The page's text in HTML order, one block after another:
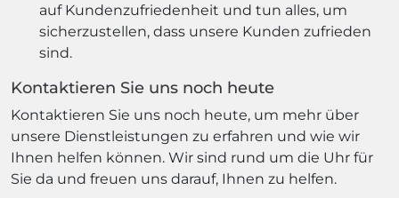
auf Kundenzufriedenheit und tun alles, um
sicherzustellen, dass unsere Kunden zufrieden
sind.
Kontaktieren Sie uns noch heute
Kontaktieren Sie uns noch heute, um mehr über
unsere Dienstleistungen zu erfahren und wie wir
Ihnen helfen können. Wir sind rund um die Uhr für
Sie da und freuen uns darauf, Ihnen zu helfen.